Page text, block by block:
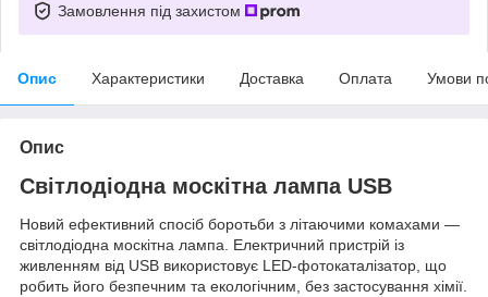
Замовлення під захистом
Опис Характеристики Доставка Оплата Умови
Опис
Світлодіодна москітна лампа USB
Новий ефективний спосіб боротьби з літаючими комахами —
світлодіодна москітна лампа. Електричний пристрій із
живленням від USB використовує LED-фотокаталізатор, що
робить його безпечним та екологічним, без застосування хімії.